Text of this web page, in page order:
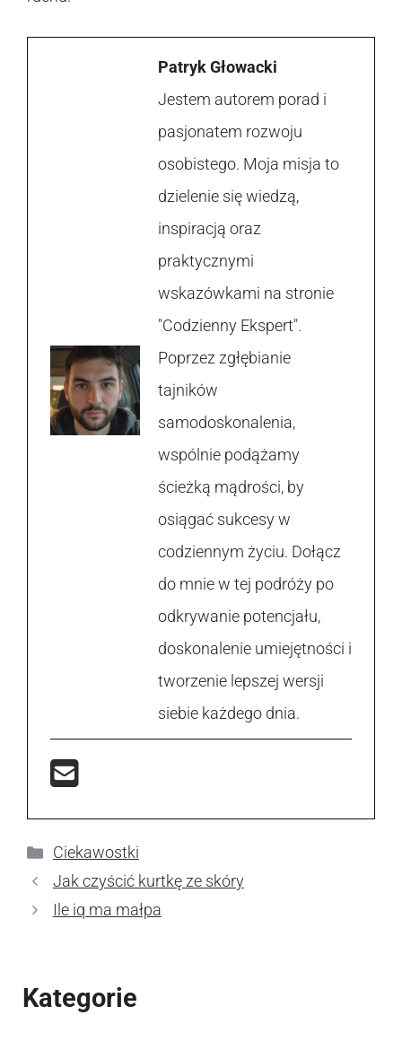
Patryk Głowacki
Jestem autorem porad i
pasjonatem rozwoju
osobistego. Moja misja to
dzielenie się wiedzą,
inspiracją oraz
praktycznymi
wskazówkami na stronie
"Codzienny Ekspert".
Poprzez zgłębianie
tajników
samodoskonalenia,
wspólnie podążamy
ścieżką mądrości, by
osiągać sukcesy w
codziennym życiu. Dołącz
do mnie w tej podróży po
odkrywanie potencjału,
doskonalenie umiejętności i
tworzenie lepszej wersji
siebie każdego dnia.
Kategorie
Ciekawostki
Jak czyścić kurtkę ze skóry
Ile iq ma małpa
Kategorie